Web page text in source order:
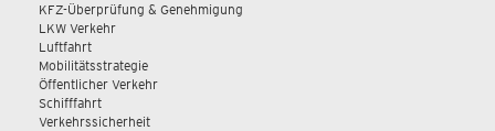
KFZ-Überprüfung & Genehmigung
LKW Verkehr
Luftfahrt
Mobilitätsstrategie
Öffentlicher Verkehr
Schifffahrt
Verkehrssicherheit